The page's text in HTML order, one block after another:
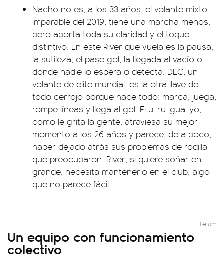
Nacho no es, a los 33 años, el volante mixto
imparable del 2019, tiene una marcha menos,
pero aporta toda su claridad y el toque
distintivo. En este River que vuela es la pausa,
la sutileza, el pase gol, la llegada al vacío o
donde nadie lo espera o detecta. DLC, un
volante de elite mundial, es la otra llave de
todo cerrojo porque hace todo: marca, juega,
rompe líneas y llega al gol. El u-ru-gua-yo,
como le grita la gente, atraviesa su mejor
momento a los 26 años y parece, de a poco,
haber dejado atrás sus problemas de rodilla
que preocuparon. River, si quiere soñar en
grande, necesita mantenerlo en el club, algo
que no parece fácil.
Télam
Un equipo con funcionamiento
colectivo